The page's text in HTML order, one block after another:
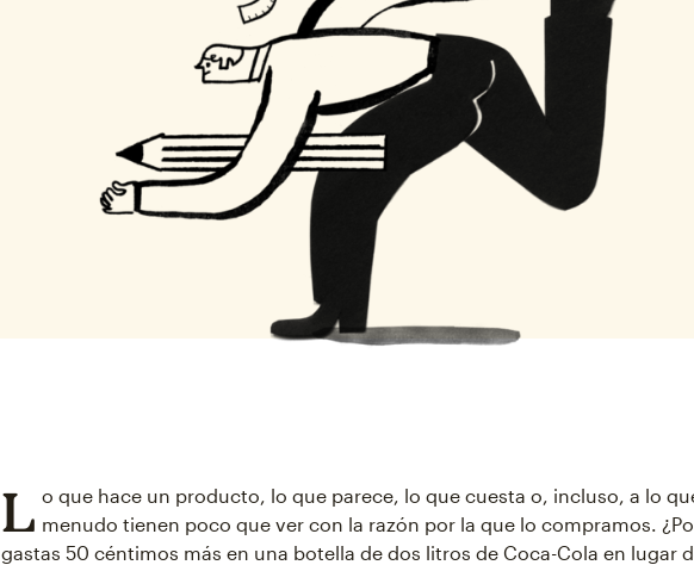
L o que hace un producto, lo que parece, lo que cuesta o, incluso, a lo
menudo tienen poco que ver con la razón por la que lo compramos.
gastas 50 céntimos más en una botella de dos litros de Coca-Cola en lugar